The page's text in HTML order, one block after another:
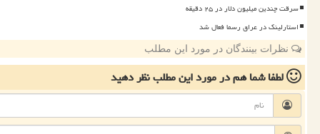
سرقت چندین میلیون دلار در ۲۵ دقیقه
استارلینک در عراق رسما فعال شد
نظرات بینندگان در مورد این مطلب
لطفا شما همدر مورد این مطلبنظر دهید